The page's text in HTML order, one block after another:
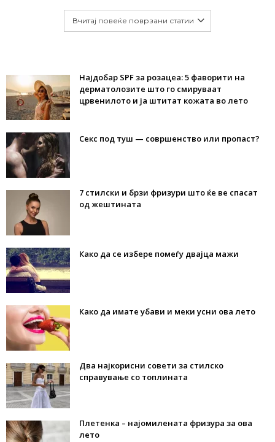
Вчитај повеќе поврзани статии
Најдобар SPF за розацеа: 5 фаворити на
дерматолозите што го смируваат
црвенилото и ја штитат кожата во лето
Секс под туш — совршенство или пропаст?
7 стилски и брзи фризури што ќе ве спасат
од жештината
Како да се избере помеѓу двајца мажи
Како да имате убави и меки усни ова лето
Два најкорисни совети за стилско
справување со топлината
Плетенка – најомилената фризура за ова
лето